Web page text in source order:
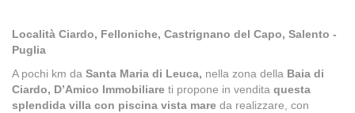
Località Ciardo, Felloniche, Castrignano del Capo, Salento -
Puglia
A pochi km da Santa Maria di Leuca, nella zona della Baia di
Ciardo, D’Amico Immobiliare ti propone in vendita questa
splendida villa con piscina vista mare da realizzare, con